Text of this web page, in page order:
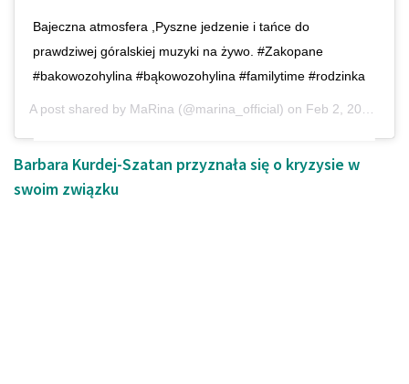
Bajeczna atmosfera ,Pyszne jedzenie i tańce do
prawdziwej góralskiej muzyki na żywo. #Zakopane
#bakowozohylina #bąkowozohylina #familytime #rodzinka
A post shared by MaRina (@marina_official) on Feb 2, 2020 at 8:42am PST
Barbara Kurdej-Szatan przyznała się o kryzysie w
swoim związku